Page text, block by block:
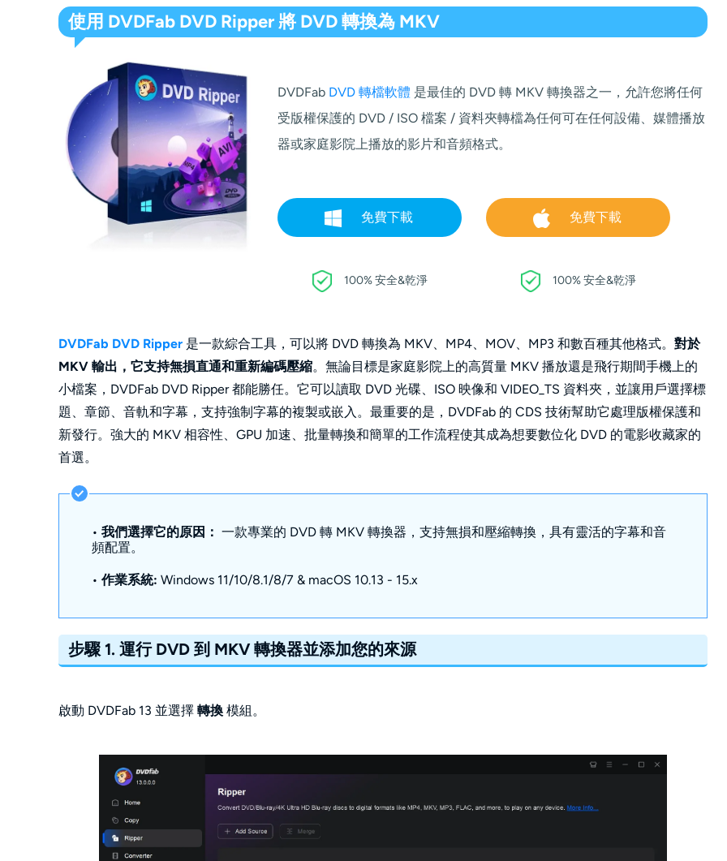
使用 DVDFab DVD Ripper 將 DVD 轉換為 MKV
DVDFab DVD 轉檔軟體 是最佳的 DVD 轉 MKV 轉換器之一，允許您將任何
受版權保護的 DVD / ISO 檔案 / 資料夾轉檔為任何可在任何設備、媒體播放
器或家庭影院上播放的影片和音頻格式。
免費下載
100% 安全&乾淨
免費下載
100% 安全&乾淨
DVDFab DVD Ripper 是一款綜合工具，可以將 DVD 轉換為 MKV、MP4、MOV、MP3 和數百種其他格式。 對於
MKV 輸出，它支持無損直通和重新編碼壓縮。無論目標是家庭影院上的高質量 MKV 播放還是飛行期間手機上的
小檔案，DVDFab DVD Ripper 都能勝任。它可以讀取 DVD 光碟、ISO 映像和 VIDEO_TS 資料夾，並讓用戶選擇標
題、章節、音軌和字幕，支持強制字幕的複製或嵌入。最重要的是，DVDFab 的 CDS 技術幫助它處理版權保護和
新發行。強大的 MKV 相容性、GPU 加速、批量轉換和簡單的工作流程使其成為想要數位化 DVD 的電影收藏家的
首選。
• 我們選擇它的原因： 一款專業的 DVD 轉 MKV 轉換器，支持無損和壓縮轉換，具有靈活的字幕和音
頻配置。
• 作業系統: Windows 11/10/8.1/8/7 & macOS 10.13 - 15.x
步驟 1. 運行 DVD 到 MKV 轉換器並添加您的來源
啟動 DVDFab 13 並選擇 轉換 模組。